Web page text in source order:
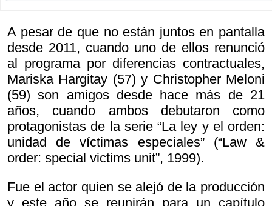
A pesar de que no están juntos en pantalla
desde 2011, cuando uno de ellos renunció
al programa por diferencias contractuales,
Mariska Hargitay (57) y Christopher Meloni
(59) son amigos desde hace más de 21
años, cuando ambos debutaron como
protagonistas de la serie “La ley y el orden:
unidad de víctimas especiales” (“Law &
order: special victims unit”, 1999).
Fue el actor quien se alejó de la producción
y este año se reunirán para un capítulo